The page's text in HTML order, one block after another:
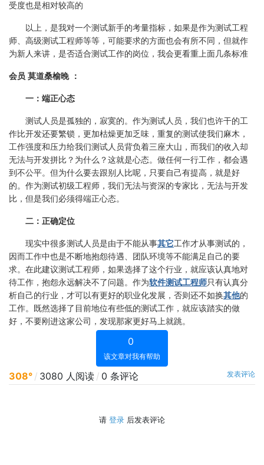
受度也是相对较高的
以上，是我对一个测试新手的考量指标，如果是作为测试工程
师、高级测试工程师等等，可能要求的方面也会有所不同，但就作
为新人来讲，是否适合测试工作的岗位，我会更看重上面几条标准
会员 莫道桑榆晚 ：
一：端正心态
测试人员是孤独的，寂寞的。作为测试人员，我们也许干的工
作比开发还要繁锁，更加枯燥更加乏味，重复的测试使我们麻木，
工作强度和压力给我们测试人员背负着三座大山，而我们的收入却
无法与开发拼比？为什么？这就是心态。做任何一行工作，都会遇
到不公平。但为什么要去跟别人比呢，只要自己有提高，就是好
的。作为测试初级工程师，我们无法与资深的专家比，无法与开发
比，但是我们必须得端正心态。
二：正确定位
现实中很多测试人员是由于不能从事其它工作才从事测试的，
因而工作中也是不断地抱怨待遇、团队环境等不能满足自己的要
求。在此建议测试工程师，如果选择了这个行业，就应该认真地对
待工作，抱怨永远解决不了问题。作为软件测试工程师只有认真分
析自己的行业，才可以有更好的职业化发展，否则还不如换其他的
工作。既然选择了目前地位有些低的测试工作，就应该踏实的做
好，不要刚进这家公司，发现那家更好马上就跳。
0
该文章对我有帮助
308° / 3080 人阅读 / 0 条评论 发表评论
请 登录 后发表评论